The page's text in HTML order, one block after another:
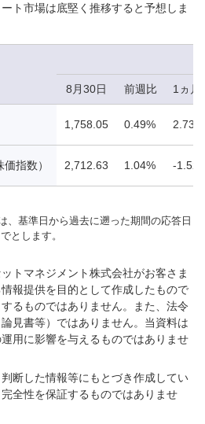
ト市場は底堅く推移すると予想しま
8月30日 前週比 1ヵ月
1,758.05 0.49% 2.73%
指数） 2,712.63 1.04% -
、基準日から過去に遡った期間の応答日
とします。
トマネジメント株式会社がお客さま
報提供を目的として作成したもので
るものではありません。また、法令
見書等）ではありません。当資料は
用に影響を与えるものではありませ
断した情報等にもとづき作成してい
全性を保証するものではありませ